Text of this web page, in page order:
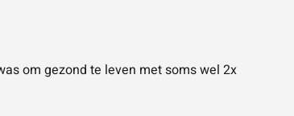
om gezond te leven met soms wel 2x